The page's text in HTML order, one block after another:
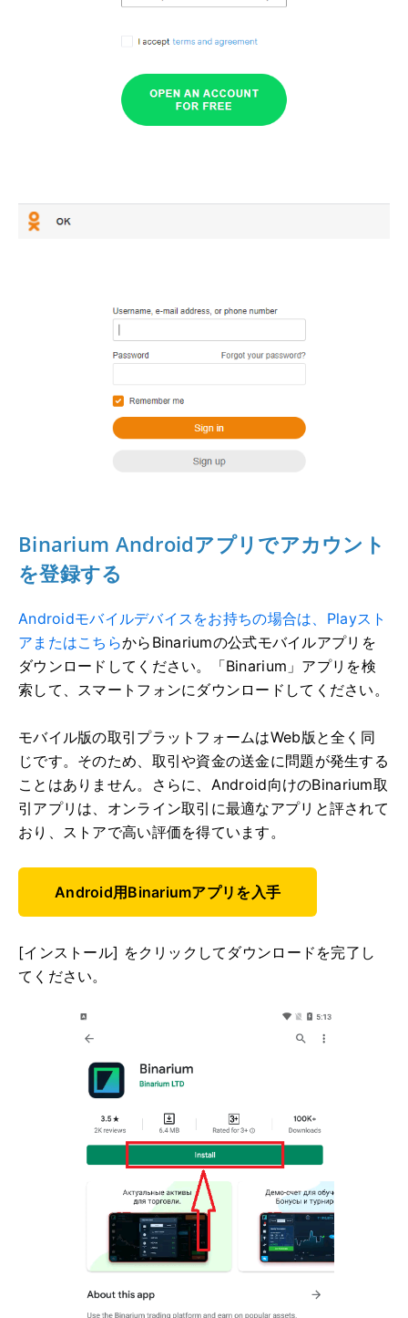
Binarium Androidアプリでアカウント
を登録する
Androidモバイルデバイスをお持ちの場合は、Playスト
アまたはこちらからBinariumの公式モバイルアプリを
ダウンロードしてください。「Binarium」アプリを検
索して、スマートフォンにダウンロードしてください。
モバイル版の取引プラットフォームはWeb版と全く同
じです。そのため、取引や資金の送金に問題が発生する
ことはありません。さらに、Android向けのBinarium取
引アプリは、オンライン取引に最適なアプリと評されて
おり、ストアで高い評価を得ています。
Android用Binariumアプリを入手
[インストール] をクリックしてダウンロードを完了し
てください。